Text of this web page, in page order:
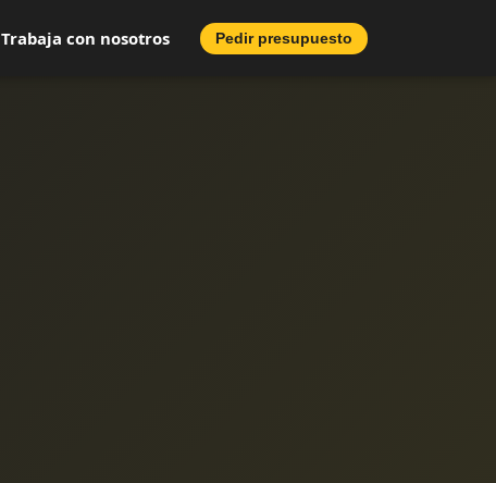
Trabaja con nosotros Pedir presupuesto